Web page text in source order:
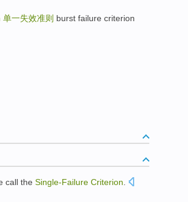
单一失效准则 burst failure criterion
call the Single-Failure Criterion